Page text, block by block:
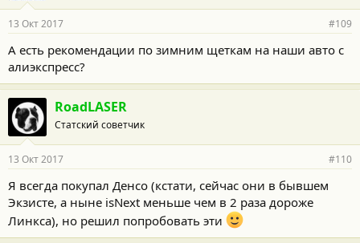
13 Окт 2017 #109
А есть рекомендации по зимним щеткам на наши авто с
алиэкспресс?
RoadLASER
Статский советчик
13 Окт 2017 #110
Я всегда покупал Денсо (кстати, сейчас они в бывшем
Экзисте, а ныне isNext меньше чем в 2 раза дороже
Линкса), но решил попробовать эти